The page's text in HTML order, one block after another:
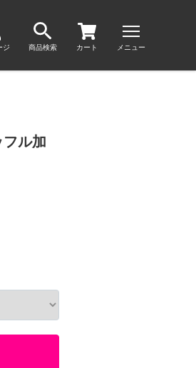
ジ 商品検索 カート メニュー
ル加